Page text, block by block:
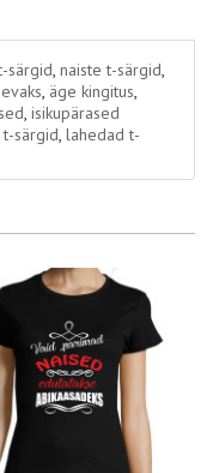
särgid, naiste t-särgid,
, äge kingitus,
, isikupärased
särgid, lahedad t-